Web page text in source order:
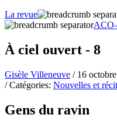
La revue
À ciel ouvert - 8
Gisèle Villeneuve / 16
/ Catégories: Nouvelles et
Gens du ravin